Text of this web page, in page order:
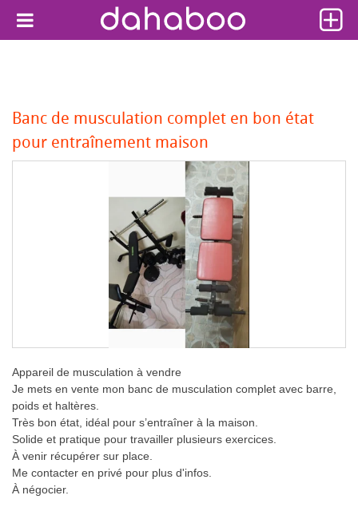
Banc de musculation complet en bon état
pour entraînement maison
Appareil de musculation à vendre
Je mets en vente mon banc de musculation complet avec barre,
poids et haltères.
Très bon état, idéal pour s’entraîner à la maison.
Solide et pratique pour travailler plusieurs exercices.
À venir récupérer sur place.
Me contacter en privé pour plus d'infos.
À négocier.